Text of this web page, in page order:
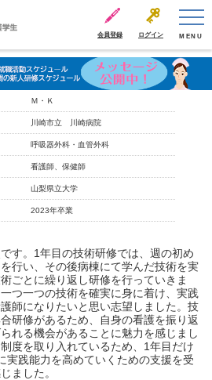
会員登録 ログイン MENU
Ｍ・Ｋ
川崎市立 川崎病院
呼吸器外科・血管外科
看護師、保健師
山梨県立大学
2023年卒業
す。1年目の技術研修では、週の初め
行い、その後病棟にて学んだ技術を実
ごとに繰り返し研修を行っていきま
つ一つの技術を確実に身に着け、実践
師になりたいと思い志望しました。技
研修があるため、自身の看護を振り返
れる機会があることに魅力を感じまし
度を取り入れているため、1年目だけ
実践能力を高めていくための支援を受
ました。